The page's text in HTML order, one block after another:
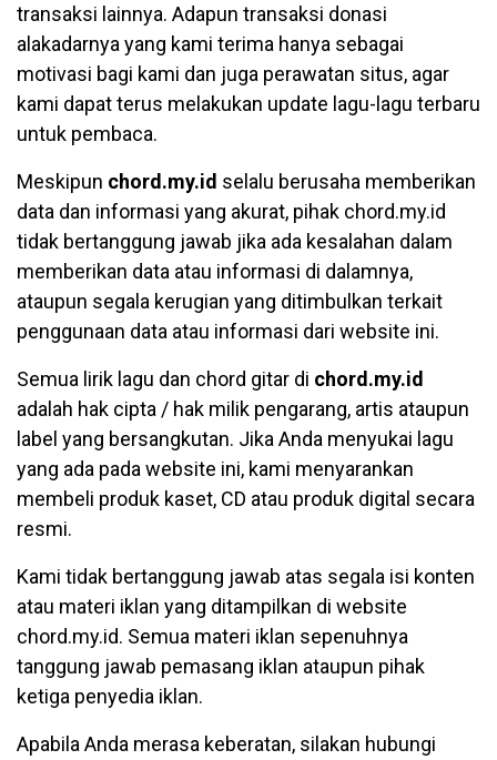
transaksi lainnya. Adapun transaksi donasi
alakadarnya yang kami terima hanya sebagai
motivasi bagi kami dan juga perawatan situs, agar
kami dapat terus melakukan update lagu-lagu terbaru
untuk pembaca.
Meskipun chord.my.id selalu berusaha memberikan
data dan informasi yang akurat, pihak chord.my.id
tidak bertanggung jawab jika ada kesalahan dalam
memberikan data atau informasi di dalamnya,
ataupun segala kerugian yang ditimbulkan terkait
penggunaan data atau informasi dari website ini.
Semua lirik lagu dan chord gitar di chord.my.id
adalah hak cipta / hak milik pengarang, artis ataupun
label yang bersangkutan. Jika Anda menyukai lagu
yang ada pada website ini, kami menyarankan
membeli produk kaset, CD atau produk digital secara
resmi.
Kami tidak bertanggung jawab atas segala isi konten
atau materi iklan yang ditampilkan di website
chord.my.id. Semua materi iklan sepenuhnya
tanggung jawab pemasang iklan ataupun pihak
ketiga penyedia iklan.
Apabila Anda merasa keberatan, silakan hubungi